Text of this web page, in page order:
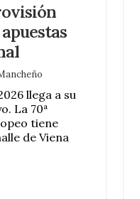
llega a su
La 70ª
tiene
de Viena